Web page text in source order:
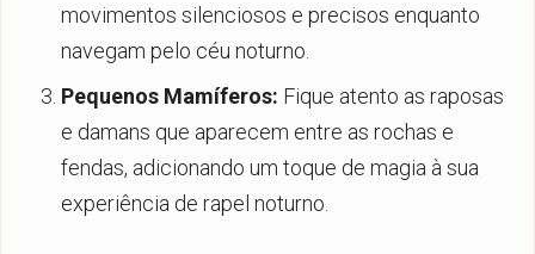
movimentos silenciosos e precisos enquanto
navegam pelo céu noturno.
Pequenos Mamíferos: Fique atento as raposas
e damans que aparecem entre as rochas e
fendas, adicionando um toque de magia à sua
experiência de rapel noturno.